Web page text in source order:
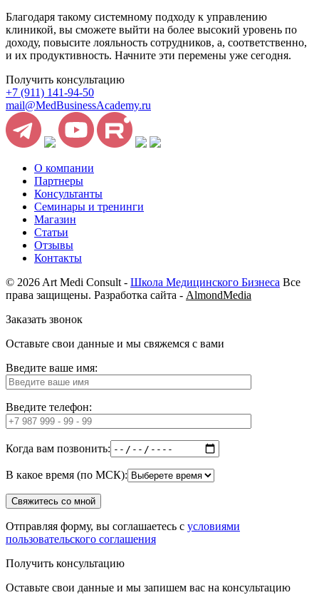
Благодаря такому системному подходу к управлению
клиникой, вы сможете выйти на более высокий уровень по
доходу, повысите лояльность сотрудников, а, соответственно,
и их продуктивность. Начните эти перемены уже сегодня.
Получить консультацию
+7 (911) 141-94-50
mail@MedBusinessAcademy.ru
О компании
Партнеры
Консультанты
Семинары и тренинги
Магазин
Статьи
Отзывы
Контакты
© 2026 Art Medi Consult - Школа Медицинского Бизнеса Все
права защищены. Разработка сайта - AlmondMedia
Заказать звонок
Оставьте свои данные и мы свяжемся с вами
Введите ваше имя:
Введите телефон:
Когда вам позвонить:
В какое время (по МСК):
Отправляя форму, вы соглашаетесь с условиями
пользовательского соглашения
Получить консультацию
Оставьте свои данные и мы запишем вас на консультацию